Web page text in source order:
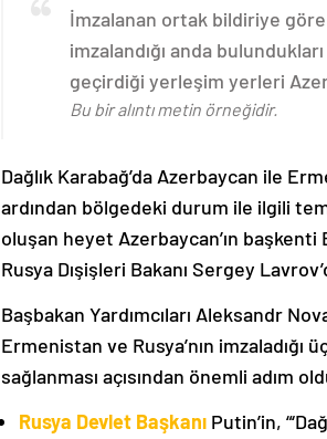
İmzalanan ortak bildiriye
imzalandığı anda
geçirdiği yerleşim yerleri
Bu bir alıntı metin örneğidir.
Dağlık Karabağ’da Azerbaycan ile
ardından bölgedeki durum ile ilgili
oluşan heyet Azerbaycan’ın
Rusya Dışişleri Bakanı Sergey
Başbakan Yardımcıları Aleksandr
Ermenistan ve Rusya’nın
sağlanması açısından önemli adım
Rusya Devlet Başkanı Putin’in,